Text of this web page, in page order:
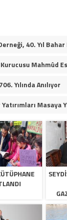
Yılında Anılıyor
Masaya